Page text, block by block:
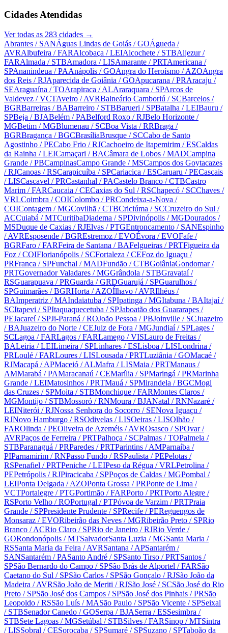
Cidades Atendidas
Ver todas as 283 cidades →
Abrantes / SANÁguas Lindas de Goiás / GOÁgueda /
AVRAlbufeira / FARAlcobaça / LEIAlcochete / STBAljezur/
FARAlmada / STBAmadora / LISAmarante / PRTAmericana /
SPAnanindeua / PAAnápolis / GOAngra do Heroísmo / AZOAngra
dos Reis / RJAparecida de Goiânia / GOApucarana / PRAracaju /
SEAraguaína / TOArapiraca / ALAraraquara / SPArcos de
Valdevez / VCTAveiro / AVRBalneário Camboriú / SCBarcelos /
BGRBarreiras / BABarreiro / STBBarueri / SPBatalha / LEIBauru /
SPBeja / BJABelém / PABelford Roxo / RJBelo Horizonte /
MGBetim / MGBlumenau / SCBoa Vista / RRBraga /
BGRBragança / BGCBrasíliaBrusque / SCCabo de Santo
Agostinho / PECabo Frio / RJCachoeiro de Itapemirim / ESCaldas
da Rainha / LEICamaçari / BACâmara de Lobos / MADCampina
Grande / PBCampinasCampo Grande / MSCampos dos Goytacazes
/ RJCanoas / RSCarapicuíba / SPCariacica / ESCaruaru / PECascais
/ LISCascavel / PRCastanhal / PACastelo Branco / CTBCastro
Marim / FARCaucaia / CECaxias do Sul / RSChapecó / SCChaves /
VRLCoimbra / COIColombo / PRCondeixa-a-Nova /
COIContagem / MGCovilhã / CTBCriciúma / SCCruzeiro do Sul /
ACCuiabá / MTCuritibaDiadema / SPDivinópolis / MGDourados /
MSDuque de Caxias / RJElvas / PTGEntroncamento / SANEspinho
/ AVREsposende / BGREstremoz / EVOÉvora / EVOFafe /
BGRFaro / FARFeira de Santana / BAFelgueiras / PRTFigueira da
Foz / COIFlorianópolis / SCFortaleza / CEFoz do Iguaçu /
PRFranca / SPFunchal / MADFundão / CTBGoiâniaGondomar/
PRTGovernador Valadares / MGGrândola / STBGravataí/
RSGuarapuava / PRGuarda / GRDGuarujá / SPGuarulhos /
SPGuimarães / BGRHorta / AZOÍlhavo / AVRIlhéus /
BAImperatriz / MAIndaiatuba / SPIpatinga / MGItabuna / BAItajaí/
SCItapevi / SPItaquaquecetuba / SPJaboatão dos Guararapes /
PEJacareí/ SPJi-Paraná / ROJoão Pessoa / PBJoinville / SCJuazeiro
/ BAJuazeiro do Norte / CEJuiz de Fora / MGJundiaí/ SPLages /
SCLagoa / FARLagos / FARLamego / VISLauro de Freitas /
BALeiria / LEILimeira / SPLinhares / ESLisboa / LISLondrina /
PRLoulé / FARLoures / LISLousada / PRTLuziânia / GOMacaé /
RJMacapá / APMaceió / ALMafra / LISMaia / PRTManaus /
AMMarabá / PAMaracanaú / CEMarília / SPMaringá / PRMarinha
Grande / LEIMatosinhos / PRTMauá / SPMirandela / BGCMogi
das Cruzes / SPMoita / STBMonchique / FARMontes Claros /
MGMontijo / STBMossoró / RNMoura / BJANatal / RNNazaré /
LEINiterói / RJNossa Senhora do Socorro / SENova Iguaçu /
RJNovo Hamburgo / RSOdivelas / LISOeiras / LISOlhão /
FAROlinda / PEOliveira de Azeméis / AVROsasco / SPOvar/
AVRPaços de Ferreira / PRTPalhoça / SCPalmas / TOPalmela /
STBParanaguá / PRParedes / PRTParintins / AMParnaíba /
PIParnamirim / RNPasso Fundo / RSPaulista / PEPelotas /
RSPenafiel / PRTPeniche / LEIPeso da Régua / VRLPetrolina /
PEPetrópolis / RJPiracicaba / SPPoços de Caldas / MGPombal /
LEIPonta Delgada / AZOPonta Grossa / PRPonte de Lima /
VCTPortalegre / PTGPortimão / FARPorto / PRTPorto Alegre /
RSPorto Velho / ROPortugal / PTPóvoa de Varzim / PRTPraia
Grande / SPPresidente Prudente / SPRecife / PEReguengos de
Monsaraz / EVORibeirão das Neves / MGRibeirão Preto / SPRio
Branco / ACRio Claro / SPRio de Janeiro / RJRio Verde /
GORondonópolis / MTSalvadorSanta Luzia / MGSanta Maria /
RSSanta Maria da Feira / AVRSantana / APSantarém /
SANSantarém / PASanto André / SPSanto Tirso / PRTSantos /
SPSão Bernardo do Campo / SPSão Brás de Alportel / FARSão
Caetano do Sul / SPSão Carlos / SPSão Gonçalo / RJSão João da
Madeira / AVRSão João de Meriti / RJSão José / SCSão José do Rio
Preto / SPSão José dos Campos / SPSão José dos Pinhais / PRSão
Leopoldo / RSSão Luís / MASão Paulo / SPSão Vicente / SPSeixal
/ STBSenador Canedo / GOSerpa / BJASerra / ESSesimbra /
STBSete Lagoas / MGSetúbal / STBSilves / FARSinop / MTSintra
/ LISSobral / CESorocaba / SPSumaré / SPSuzano / SPTaboão da